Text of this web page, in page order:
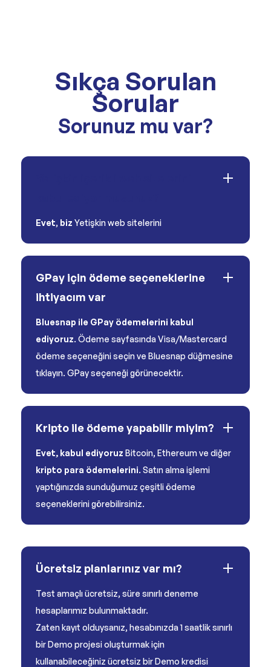
Sıkça Sorulan
Sorular
Sorunuz mu var?
Evet, biz Yetişkin web sitelerini
GPay için ödeme seçeneklerine
ihtiyacım var
Bluesnap ile GPay ödemelerini kabul
ediyoruz. Ödeme sayfasında Visa/Mastercard
ödeme seçeneğini seçin ve Bluesnap düğmesine
tıklayın. GPay seçeneği görünecektir.
Kripto ile ödeme yapabilir miyim?
Evet, kabul ediyoruz Bitcoin, Ethereum ve diğer
kripto para ödemelerini. Satın alma işlemi
yaptığınızda sunduğumuz çeşitli ödeme
seçeneklerini görebilirsiniz.
Ücretsiz planlarınız var mı?
Test amaçlı ücretsiz, süre sınırlı deneme
hesaplarımız bulunmaktadır.
Zaten kayıt olduysanız, hesabınızda 1 saatlik sınırlı
bir Demo projesi oluşturmak için
kullanabileceğiniz ücretsiz bir Demo kredisi